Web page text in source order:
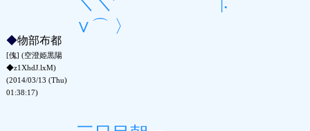
◆物部布都
[傀] (空澄姫黒陽
◆z1XhdJ.lxM)
(2014/03/13 (Thu)
01:38:17)
∨⌒ 〉